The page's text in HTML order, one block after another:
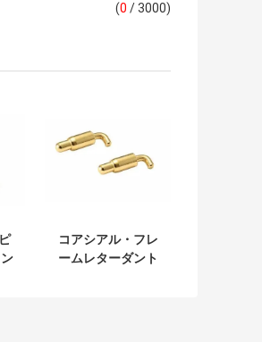
(0 / 3000)
コアシアル・フレ
ームレターダント